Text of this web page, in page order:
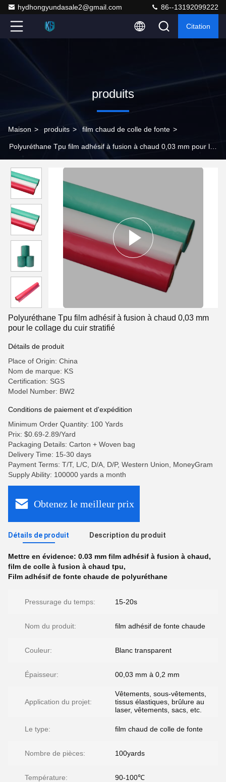
hydhongyundasale2@gmail.com 86--13192099222
Citation
produits
Maison > produits > film chaud de colle de fonte >
Polyuréthane Tpu film adhésif à fusion à chaud 0,03 mm pour le
Polyuréthane Tpu film adhésif à fusion à chaud 0,03 mm
pour le collage du cuir stratifié
Détails de produit
Place of Origin: China
Nom de marque: KS
Certification: SGS
Model Number: BW2
Conditions de paiement et d'expédition
Minimum Order Quantity: 100 Yards
Prix: $0.69-2.89/Yard
Packaging Details: Carton + Woven bag
Delivery Time: 15-30 days
Payment Terms: T/T, L/C, D/A, D/P, Western Union, MoneyGram
Supply Ability: 100000 yards a month
Obtenez le meilleur prix
Détails de produit Description du produit
Mettre en évidence: 0.03 mm film adhésif à fusion à chaud,
film de colle à fusion à chaud tpu,
Film adhésif de fonte chaude de polyuréthane
Pressurage du temps: 15-20s
Nom du produit: film adhésif de fonte chaude
Couleur: Blanc transparent
Épaisseur: 00,03 mm à 0,2 mm
Application du projet:
Vêtements, sous-vêtements,
tissus élastiques, brûlure au
laser, vêtements, sacs, etc.
Le type: film chaud de colle de fonte
Nombre de pièces: 100yards
Température: 90-100℃